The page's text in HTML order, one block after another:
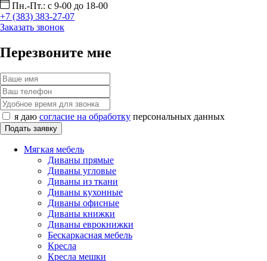
Пн.-Пт.: с 9-00 до 18-00
+7 (383) 383-27-07
Заказать звонок
Перезвоните мне
я даю согласие на обработку персональных данных
Мягкая мебель
Диваны прямые
Диваны угловые
Диваны из ткани
Диваны кухонные
Диваны офисные
Диваны книжки
Диваны еврокнижки
Бескаркасная мебель
Кресла
Кресла мешки